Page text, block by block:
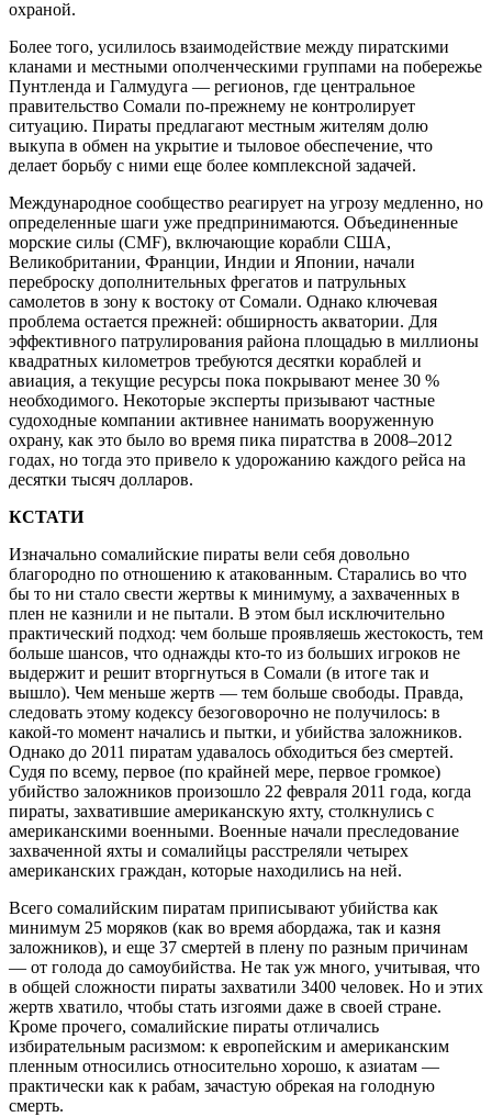
охраной.
Более того, усилилось взаимодействие между пиратскими
кланами и местными ополченческими группами на побережье
Пунтленда и Галмудуга — регионов, где центральное
правительство Сомали по-прежнему не контролирует
ситуацию. Пираты предлагают местным жителям долю
выкупа в обмен на укрытие и тыловое обеспечение, что
делает борьбу с ними еще более комплексной задачей.
Международное сообщество реагирует на угрозу медленно, но
определенные шаги уже предпринимаются. Объединенные
морские силы (CMF), включающие корабли США,
Великобритании, Франции, Индии и Японии, начали
переброску дополнительных фрегатов и патрульных
самолетов в зону к востоку от Сомали. Однако ключевая
проблема остается прежней: обширность акватории. Для
эффективного патрулирования района площадью в миллионы
квадратных километров требуются десятки кораблей и
авиация, а текущие ресурсы пока покрывают менее 30 %
необходимого. Некоторые эксперты призывают частные
судоходные компании активнее нанимать вооруженную
охрану, как это было во время пика пиратства в 2008–2012
годах, но тогда это привело к удорожанию каждого рейса на
десятки тысяч долларов.
КСТАТИ
Изначально сомалийские пираты вели себя довольно
благородно по отношению к атакованным. Старались во что
бы то ни стало свести жертвы к минимуму, а захваченных в
плен не казнили и не пытали. В этом был исключительно
практический подход: чем больше проявляешь жестокость, тем
больше шансов, что однажды кто-то из больших игроков не
выдержит и решит вторгнуться в Сомали (в итоге так и
вышло). Чем меньше жертв — тем больше свободы. Правда,
следовать этому кодексу безоговорочно не получилось: в
какой-то момент начались и пытки, и убийства заложников.
Однако до 2011 пиратам удавалось обходиться без смертей.
Судя по всему, первое (по крайней мере, первое громкое)
убийство заложников произошло 22 февраля 2011 года, когда
пираты, захватившие американскую яхту, столкнулись с
американскими военными. Военные начали преследование
захваченной яхты и сомалийцы расстреляли четырех
американских граждан, которые находились на ней.
Всего сомалийским пиратам приписывают убийства как
минимум 25 моряков (как во время абордажа, так и казня
заложников), и еще 37 смертей в плену по разным причинам
— от голода до самоубийства. Не так уж много, учитывая, что
в общей сложности пираты захватили 3400 человек. Но и этих
жертв хватило, чтобы стать изгоями даже в своей стране.
Кроме прочего, сомалийские пираты отличались
избирательным расизмом: к европейским и американским
пленным относились относительно хорошо, к азиатам —
практически как к рабам, зачастую обрекая на голодную
смерть.